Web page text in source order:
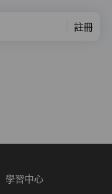
註冊
學習中心